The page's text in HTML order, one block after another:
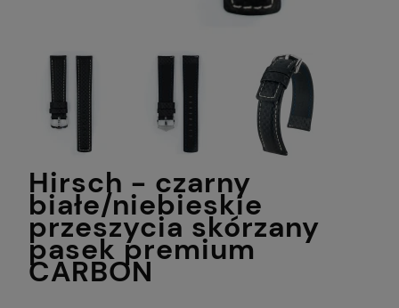
Hirsch - czarny
białe/niebieskie
przeszycia skórzany
pasek premium
CARBON